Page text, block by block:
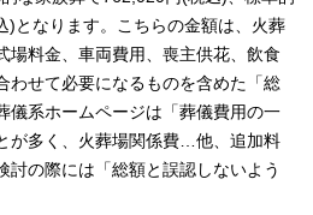
)となります。こちらの金額は、火葬
場料金、車両費用、喪主供花、飲食
わせて必要になるものを含めた「総
儀系ホームページは「葬儀費用の一
が多く、火葬場関係費…他、追加料
討の際には「総額と誤認しないよう